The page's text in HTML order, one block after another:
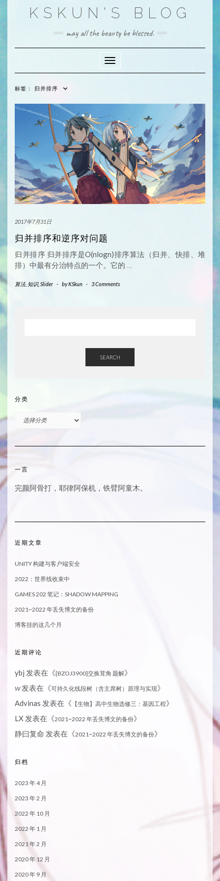
KSKUN'S BLOG
may all the beauty be blessed.
Toggle Navigation
标签： 归并排序
2017年7月31日
归并排序和逆序对问题
归并排序 归并排序是O(nlogn)排序算法（归并、快排、堆
排）中最有分治特点的一个。它的 …
算法, 知识, Slider - byKSkun - 3 Comments
SEARCH
分类
一言
完颜阿骨打，耶律阿保机，铁臂阿童木。
近期文章
UNITY 构建与客户端安全
2022：世界线收束中
GAMES 202 笔记：SHADOW MAPPING
2021~2022 年丢失博文的备份
博客挂的这几个月
近期评论
ybj 发表在《[BZOJ3900]交换茸角 题解》
W发表在《可持久化线段树（含主席树）原理与实现》
Advinas 发表在《 【生物】高中生物选修三：基因工程》
LX 发表在《2021~2022 年丢失博文的备份》
静曰复命 发表在《2021~2022 年丢失博文的备份》
归档
2023 年 4 月
2023 年 2 月
2022 年 10 月
2022 年 1 月
2021 年 2 月
2020 年 12 月
2020 年 9 月